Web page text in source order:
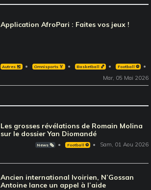
Application AfroPari : Faites vos jeux !
Autres 🎽 Omnisports 🏅 Basketball 🏀 Football ⚽️
Mar, 05 Mai 2026
Les grosses révélations de Romain Molina
sur le dossier Yan Diomandé
News 🗞️ Football ⚽️ Sam, 01 Aou 2026
Ancien international Ivoirien, N’Gossan
Antoine lance un appel à l’aide